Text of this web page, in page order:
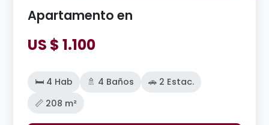
Apartamento en
US $ 1.100
🛏️ 4 Hab 🚿 4 Baños
🚗 2 Estac.
📏 208 m²